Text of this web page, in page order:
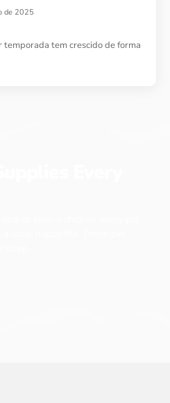
de 2025
temporada tem crescido de forma